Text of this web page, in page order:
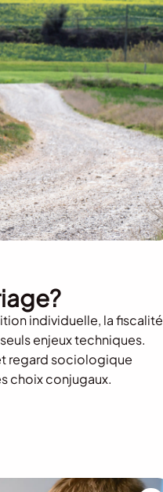
individuelle, la fiscalité
enjeux techniques.
regard sociologique
choix conjugaux.